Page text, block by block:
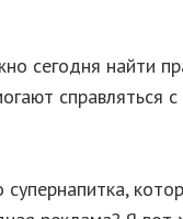
сегодня найти
справляться
супернапитка,